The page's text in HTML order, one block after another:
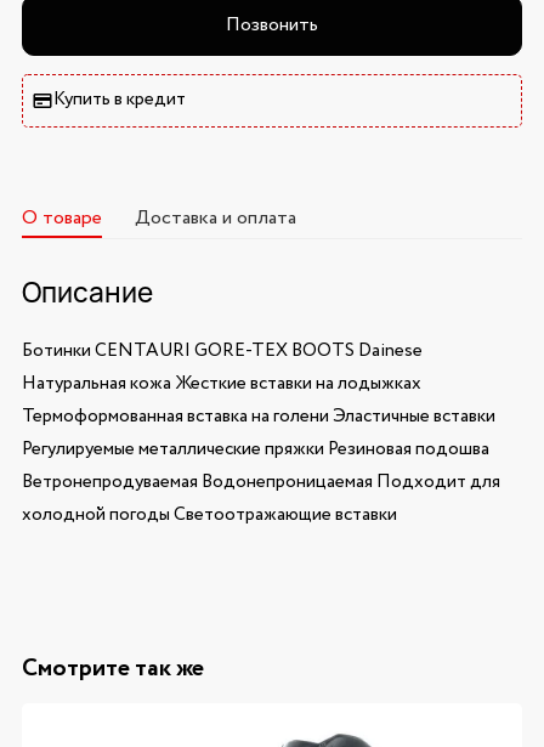
Позвонить
Купить в кредит
О товаре Доставка и оплата
Описание
Ботинки CENTAURI GORE-TEX BOOTS Dainese
Натуральная кожа Жесткие вставки на лодыжках
Термоформованная вставка на голени Эластичные вставки
Регулируемые металлические пряжки Резиновая подошва
Ветронепродуваемая Водонепроницаемая Подходит для
холодной погоды Светоотражающие вставки
Смотрите так же